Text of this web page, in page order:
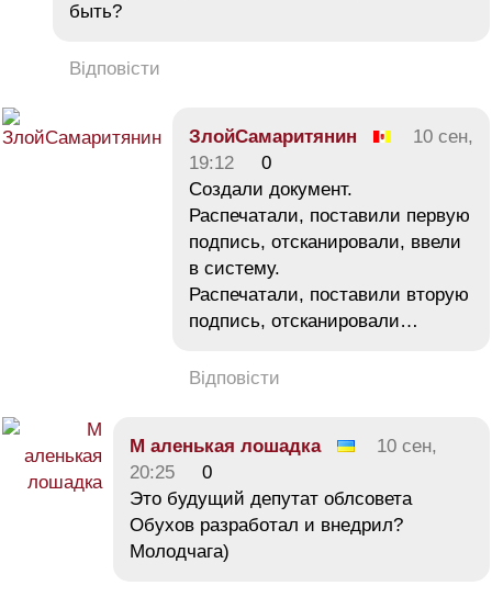
быть?
Відповісти
ЗлойСамаритянин
10 сен,
19:12
0
Создали документ.
Распечатали, поставили первую
подпись, отсканировали, ввели
в систему.
Распечатали, поставили вторую
подпись, отсканировали…
Відповісти
М аленькая лошадка
10 сен,
20:25
0
Это будущий депутат облсовета
Обухов разработал и внедрил?
Молодчага)